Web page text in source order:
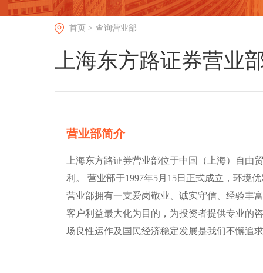
首页 > 查询营业部
上海东方路证券营业
营业部简介
上海东方路证券营业部位于中国（上海）自由
利。 营业部于1997年5月15日正式成立，环境
营业部拥有一支爱岗敬业、诚实守信、经验丰
客户利益最大化为目的，为投资者提供专业的
场良性运作及国民经济稳定发展是我们不懈追